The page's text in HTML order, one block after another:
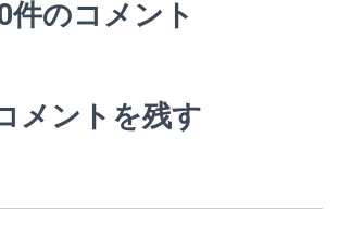
件のコメント
メントを残す